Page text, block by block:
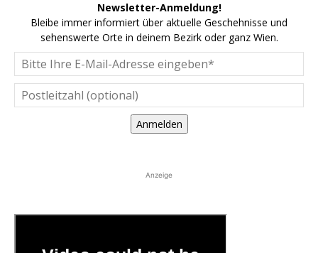
Newsletter-Anmeldung!
Bleibe immer informiert über aktuelle Geschehnisse und
sehenswerte Orte in deinem Bezirk oder ganz Wien.
Anmelden
Anzeige